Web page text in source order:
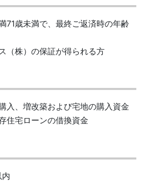
71歳未満で、最終ご返済時の年齢
（株）の保証が得られる方
入、増改築および宅地の購入資金
住宅ローンの借換資金
内